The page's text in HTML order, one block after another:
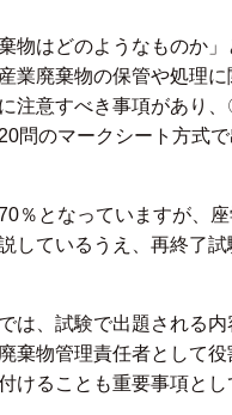
物はどのようなものか
業廃棄物の保管や処理に
注意すべき事項があり、
問のマークシート方式で
％となっていますが、
しているうえ、再終了試
は、試験で出題される内
棄物管理責任者として
けることも重要事項とし